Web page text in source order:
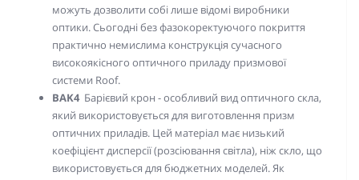
можуть дозволити собі лише відомі виробники
оптики. Сьогодні без фазокоректуючого покриття
практично немислима конструкція сучасного
високоякісного оптичного приладу призмової
системи Roof.
BAK4 Барієвий крон - особливий вид оптичного скла,
який використовується для виготовлення призм
оптичних приладів. Цей матеріал має низький
коефіцієнт дисперсії (розсіювання світла), ніж скло, що
використовується для бюджетних моделей. Як